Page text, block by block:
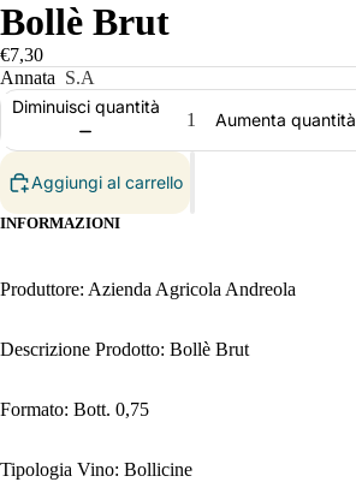
Bollè Brut
€7,30
Annata S.A
Diminuisci quantità
Aumenta quantità
Aggiungi al carrello
INFORMAZIONI
Produttore: Azienda Agricola Andreola
Descrizione Prodotto: Bollè Brut
Formato: Bott. 0,75
Tipologia Vino: Bollicine